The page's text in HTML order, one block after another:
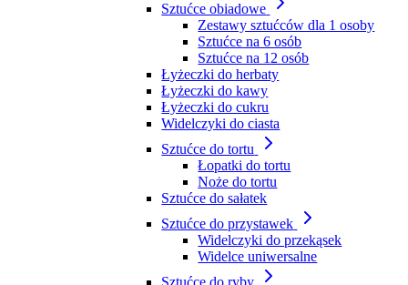
Sztućce obiadowe
Zestawy sztućców dla 1 osoby
Sztućce na 6 osób
Sztućce na 12 osób
Łyżeczki do herbaty
Łyżeczki do kawy
Łyżeczki do cukru
Widelczyki do ciasta
Sztućce do tortu
Łopatki do tortu
Noże do tortu
Sztućce do sałatek
Sztućce do przystawek
Widelczyki do przekąsek
Widelce uniwersalne
Sztućce do ryby